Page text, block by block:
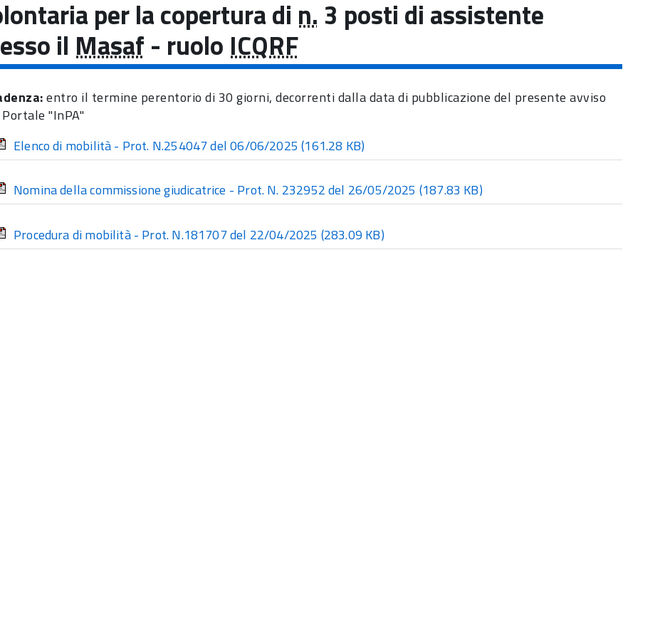
per la copertura di n. 3 posti di assistente
il Masaf - ruolo ICQRF
entro il termine perentorio di 30 giorni, decorrenti dalla data di pubblicazione del presente avviso
"InPA"
Elenco di mobilità - Prot. N.254047 del 06/06/2025 (161.28 KB)
Nomina della commissione giudicatrice - Prot. N. 232952 del 26/05/2025 (187.83 KB)
Procedura di mobilità - Prot. N.181707 del 22/04/2025 (283.09 KB)